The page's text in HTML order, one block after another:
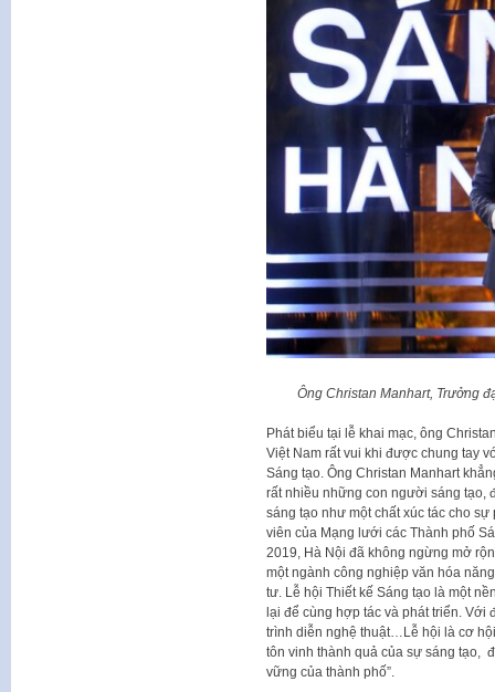
Ông Christan Manhart, Trưởng
Phát biểu tại lễ khai mạc, ông
Việt Nam rất vui khi được chung tay
Sáng tạo. Ông Christan Manhart
rất nhiều những con người sáng tạo,
sáng tạo như một chất xúc tác cho
viên của Mạng lưới các Thành phố
2019, Hà Nội đã không ngừng mở
một ngành công nghiệp văn hóa
tư. Lễ hội Thiết kế Sáng tạo là một
lại để cùng hợp tác và phát triển. Với
trình diễn nghệ thuật…Lễ hội là cơ
tôn vinh thành quả của sự sáng tạo,
vững của thành phố”.